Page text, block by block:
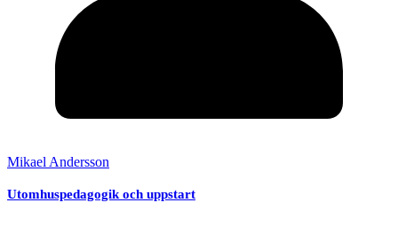
Mikael Andersson
Utomhuspedagogik och uppstart